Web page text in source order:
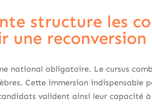
structure les
une reconversion
national obligatoire. Le cursus
Cette immersion indispensable
valident ainsi leur capacité